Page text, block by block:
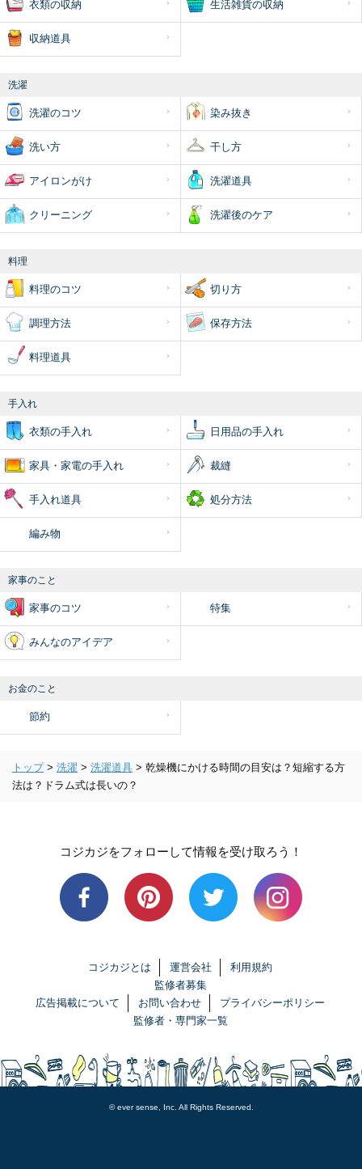
衣類の収納 生活雑貨の収納
収納道具
洗濯
洗濯のコツ 染み抜き
洗い方 干し方
アイロンがけ 洗濯道具
クリーニング 洗濯後のケア
料理
料理のコツ 切り方
調理方法 保存方法
料理道具
手入れ
衣類の手入れ 日用品の手入れ
家具・家電の手入れ 裁縫
手入れ道具 処分方法
編み物
家事のこと
家事のコツ 特集
みんなのアイデア
お金のこと
節約
トップ > 洗濯 > 洗濯道具 > 乾燥機にかける時間の目安は？短縮する方
法は？ドラム式は長いの？
コジカジをフォローして情報を受け取ろう！
コジカジとは 運営会社
利用規約
監修者募集
広告掲載について
お問い合わせ
プライバシーポリシー
監修者・専門家一覧
© ever sense, Inc. All Rights Reserved.